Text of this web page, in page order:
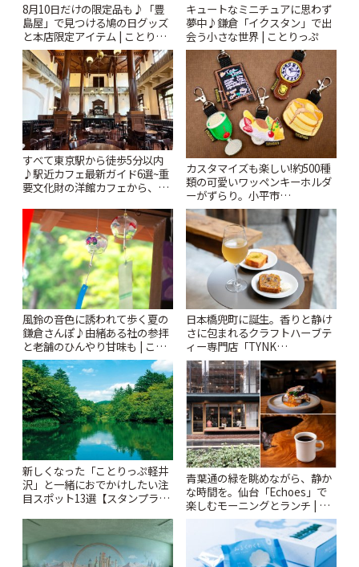
8月10日だけの限定品も♪「豊
島屋」で見つける鳩の日グッズ
と本店限定アイテム | ことりっ
ぷ
キュートなミニチュアに思わず
夢中♪鎌倉「イクスタン」で出
会う小さな世界 | ことりっぷ
すべて東京駅から徒歩5分以内
♪駅近カフェ最新ガイド6選~重
要文化財の洋館カフェから、改
りっぷ
カスタマイズも楽しい!約500種
類の可愛いワッペンキーホルダ
ーがずらり。小平市
「Kimamaya T&K」 | ことりっ
ぷ
風鈴の音色に誘われて歩く夏の
鎌倉さんぽ♪由緒ある社の参拝
と老舗のひんやり甘味も | こと
りっぷ
日本橋兜町に誕生。香りと静け
さに包まれるクラフトハーブテ
ィー専門店「TYNK
Kabutocho」 | ことりっぷ
新しくなった「ことりっぷ軽井
沢」と一緒におでかけしたい注
目スポット13選【スタンプラリ
青葉通の緑を眺めながら、静か
な時間を。仙台「Echoes」で
楽しむモーニングとランチ | こ